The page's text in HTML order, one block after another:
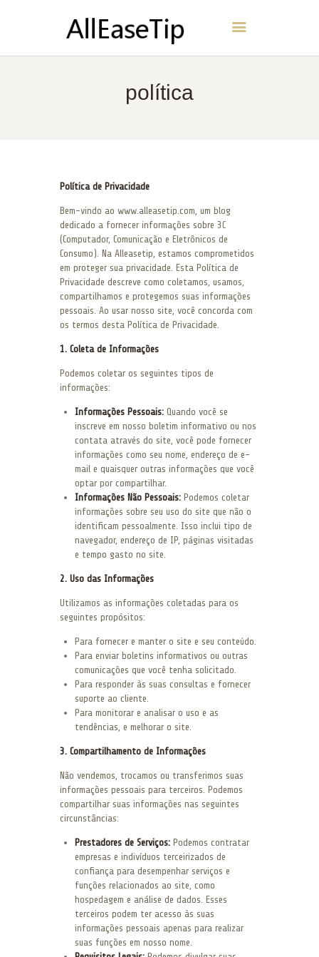
política
AllEaseTip
Política de Privacidade
Bem-vindo ao www.alleasetip.com, um blog
dedicado a fornecer informações sobre 3C
(Computador, Comunicação e Eletrônicos de
Consumo). Na Alleasetip, estamos comprometidos
em proteger sua privacidade. Esta Política de
Privacidade descreve como coletamos, usamos,
compartilhamos e protegemos suas informações
pessoais. Ao usar nosso site, você concorda com
os termos desta Política de Privacidade.
1. Coleta de Informações
Podemos coletar os seguintes tipos de
informações:
Informações Pessoais: Quando você se
inscreve em nosso boletim informativo ou nos
contata através do site, você pode fornecer
informações como seu nome, endereço de e-
mail e quaisquer outras informações que você
optar por compartilhar.
Informações Não Pessoais: Podemos coletar
informações sobre seu uso do site que não o
identificam pessoalmente. Isso inclui tipo de
navegador, endereço de IP, páginas visitadas
e tempo gasto no site.
2. Uso das Informações
Utilizamos as informações coletadas para os
seguintes propósitos:
Para fornecer e manter o site e seu conteúdo.
Para enviar boletins informativos ou outras
comunicações que você tenha solicitado.
Para responder às suas consultas e fornecer
suporte ao cliente.
Para monitorar e analisar o uso e as
tendências, e melhorar o site.
3. Compartilhamento de Informações
Não vendemos, trocamos ou transferimos suas
informações pessoais para terceiros. Podemos
compartilhar suas informações nas seguintes
circunstâncias:
Prestadores de Serviços: Podemos contratar
empresas e indivíduos terceirizados de
confiança para desempenhar serviços e
funções relacionados ao site, como
hospedagem e análise de dados. Esses
terceiros podem ter acesso às suas
informações pessoais apenas para realizar
suas funções em nosso nome.